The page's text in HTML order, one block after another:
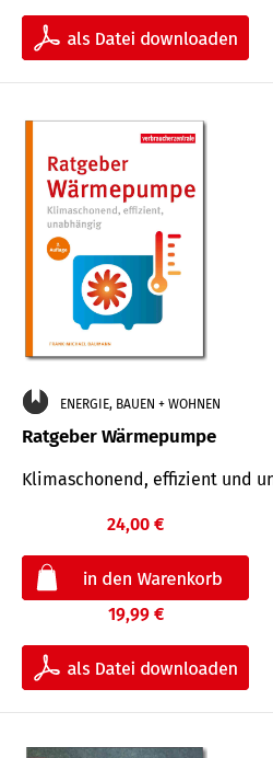
ENERGIE, BAUEN + WOHNEN
Ratgeber Wärmepumpe
Klimaschonend, effizient und
24,00 €
19,99 €